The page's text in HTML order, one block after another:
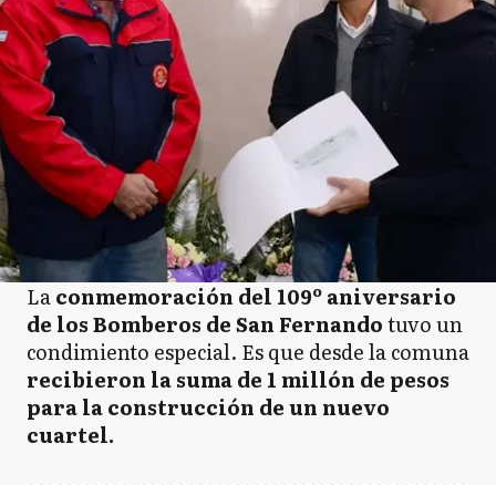
Laconmemoración del 109º aniversario
de los Bomberos de San Fernandotuvo un
condimiento especial. Es que desde la comuna
recibieron la suma de 1 millón de pesos
para la construcción de un nuevo
cuartel.